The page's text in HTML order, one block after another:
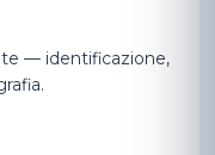
— identificazione,